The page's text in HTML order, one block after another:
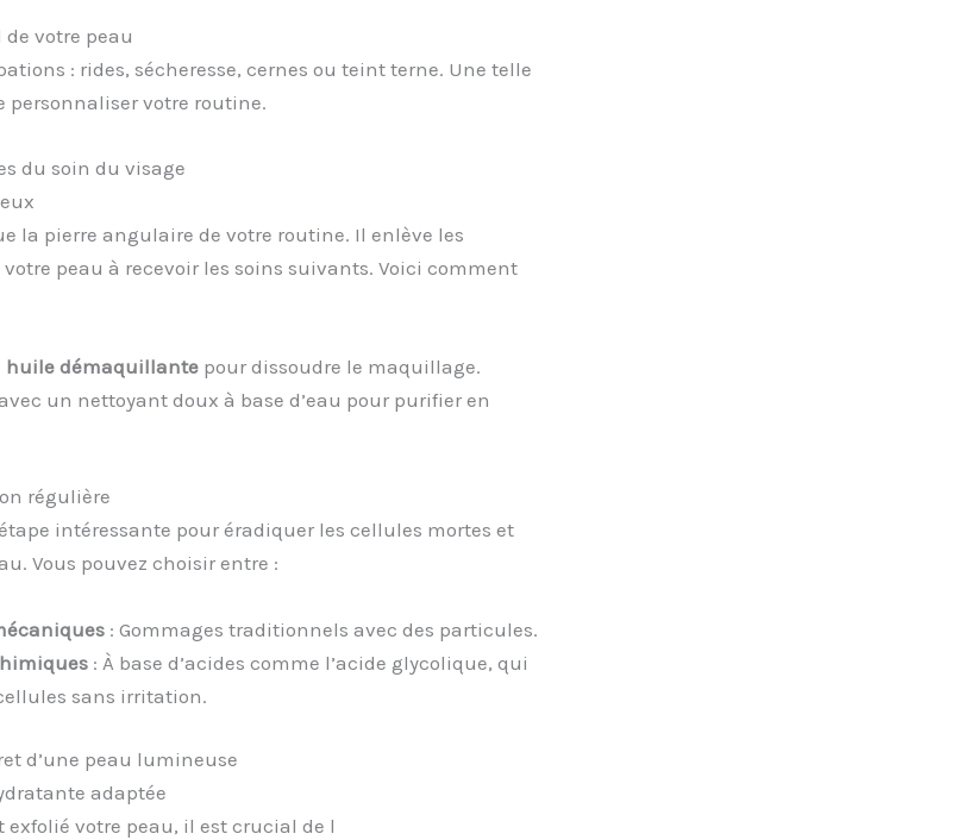
de votre peau
: rides, sécheresse, cernes ou teint terne. Une telle
personnaliser votre routine.
du soin du visage
la pierre angulaire de votre routine. Il enlève les
peau à recevoir les soins suivants. Voici comment
huile démaquillantepour dissoudre le maquillage.
un nettoyant doux à base d’eau pour purifier en
régulière
intéressante pour éradiquer les cellules mortes et
Vous pouvez choisir entre :
: Gommages traditionnels avec des particules.
: À base d’acides comme l’acide glycolique, qui
sans irritation.
d’une peau lumineuse
adaptée
exfolié votre peau, il est crucial de l